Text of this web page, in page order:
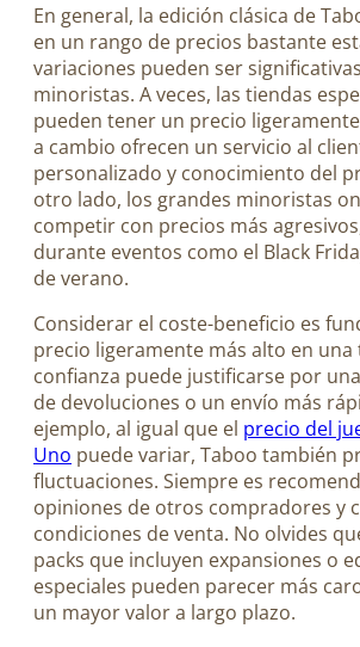
En general, la edición clásica de
en un rango de precios bastante
variaciones pueden ser
minoristas. A veces, las tiendas
pueden tener un precio
a cambio ofrecen un servicio al
personalizado y conocimiento del
otro lado, los grandes minoristas
competir con precios más
durante eventos como el Black
de verano.
Considerar el coste-beneficio es
precio ligeramente más alto en una
confianza puede justificarse por
de devoluciones o un envío más
ejemplo, al igual que el precio del
Uno puede variar, Taboo también
fluctuaciones. Siempre es
opiniones de otros compradores y
condiciones de venta. No olvides
packs que incluyen expansiones o
especiales pueden parecer más
un mayor valor a largo plazo.